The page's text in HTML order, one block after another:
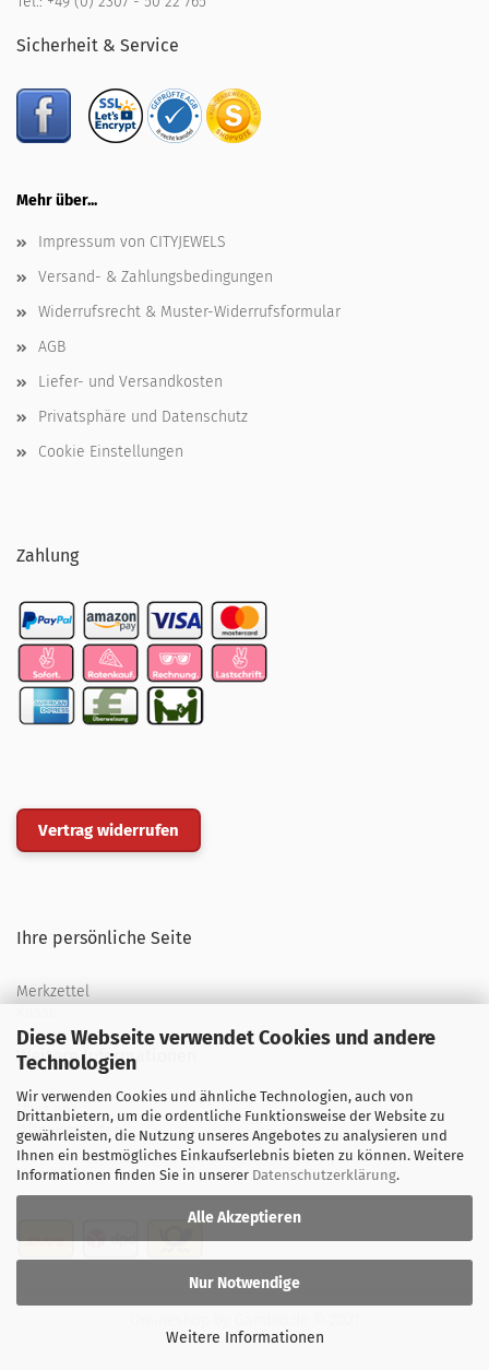
Diese Webseite verwendet Cookies und andere
Technologien
Wir verwenden Cookies und ähnliche Technologien, auch von
Drittanbietern, um die ordentliche Funktionsweise der Website zu
gewährleisten, die Nutzung unseres Angebotes zu analysieren und
Ihnen ein bestmögliches Einkaufserlebnis bieten zu können. Weitere
Informationen finden Sie in unserer Datenschutzerklärung.
Alle Akzeptieren
Nur Notwendige
Weitere Informationen
Sicherheit & Service
Mehr über...
Impressum von CITYJEWELS
Versand- & Zahlungsbedingungen
Widerrufsrecht & Muster-Widerrufsformular
AGB
Liefer- und Versandkosten
Privatsphäre und Datenschutz
Cookie Einstellungen
Zahlung
Vertrag widerrufen
Ihre persönliche Seite
Merkzettel
Weitere Informationen
Über uns
Öffnungszeiten
Versand